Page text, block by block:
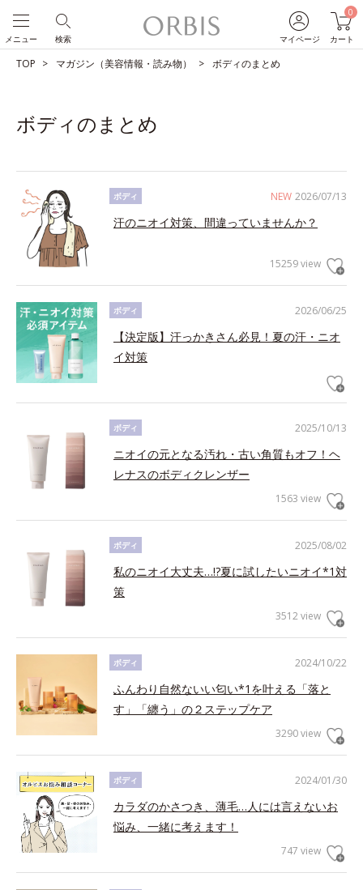
マイページ
0
カート
検索
メニュー
TOP マガジン（美容情報・読み物） ボディのまとめ
ボディのまとめ
NEW 2026/07/13
ボディ
汗のニオイ対策、間違っていませんか？
15259 view
2026/06/25
ボディ
【決定版】汗っかきさん必見！夏の汗・ニオ
イ対策
2025/10/13
ボディ
ニオイの元となる汚れ・古い角質もオフ！ヘ
レナスのボディクレンザー
1563 view
2025/08/02
ボディ
私のニオイ大丈夫…!?夏に試したいニオイ*1対
策
3512 view
2024/10/22
ボディ
ふんわり自然ないい匂い*1を叶える「落と
す」「纏う」の２ステップケア
3290 view
2024/01/30
ボディ
カラダのかさつき、薄毛…人には言えないお
悩み、一緒に考えます！
747 view